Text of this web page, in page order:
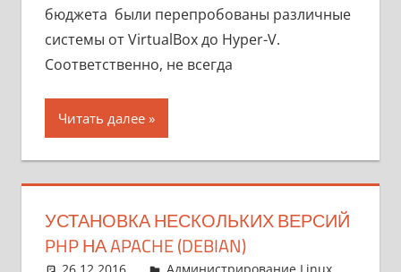
бюджета были перепробованы различные
системы от VirtualBox до Hyper-V.
Соответственно, не всегда
Читать далее
УСТАНОВКА НЕСКОЛЬКИХ ВЕРСИЙ
PHP НА APACHE (DEBIAN)